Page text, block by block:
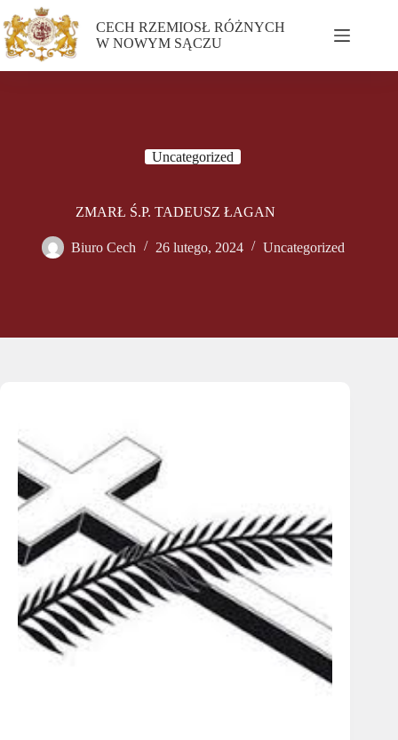
CECH RZEMIOSŁ RÓŻNYCH
W NOWYM SĄCZU
Uncategorized
ZMARŁ Ś.P. TADEUSZ ŁAGAN
Biuro Cech 26 lutego, 2024 Uncategorized